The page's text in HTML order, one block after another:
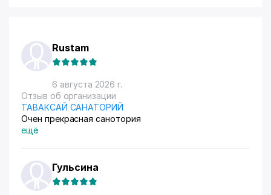
Rustam
6 августа 2026 г.
Отзыв об организации
ТАВАКСАЙ САНАТОРИЙ
Очен прекрасная санотория
ещё
Гульсина